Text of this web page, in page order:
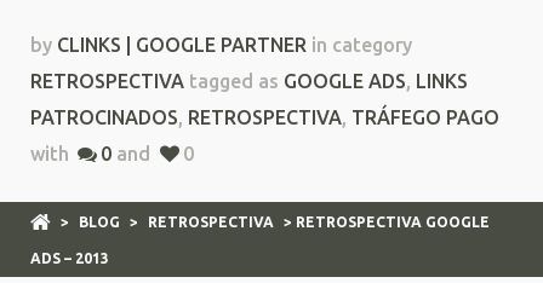
by CLINKS | GOOGLE PARTNER in category
RETROSPECTIVA tagged as GOOGLE ADS, LINKS
PATROCINADOS, RETROSPECTIVA, TRÁFEGO PAGO
with
0 and 0
> BLOG > RETROSPECTIVA > RETROSPECTIVA GOOGLE
ADS – 2013